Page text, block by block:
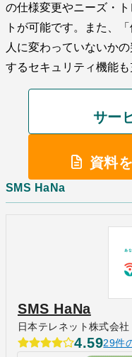
の仕様変更やニーズ・
トが可能です。また、
人に変わっていないか
するセキュリティ機能も
サー
資料
SMS HaNa
SMS HaNa
日本テレネット株式会社
4.5929件